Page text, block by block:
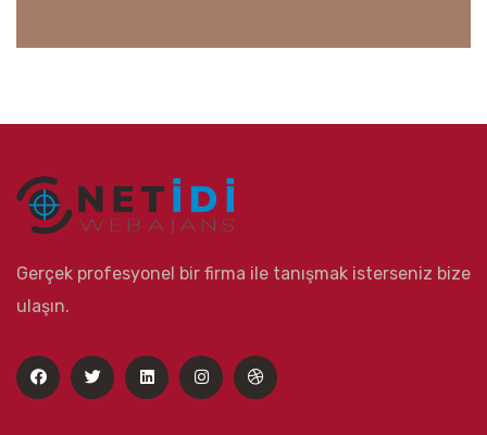
Gerçek profesyonel bir firma ile tanışmak isterseniz bize
ulaşın.